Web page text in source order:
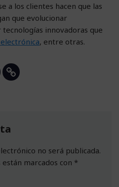
a los clientes hacen que las
que evolucionar
innovadoras que
, entre otras.
no será publicada.
marcados con *